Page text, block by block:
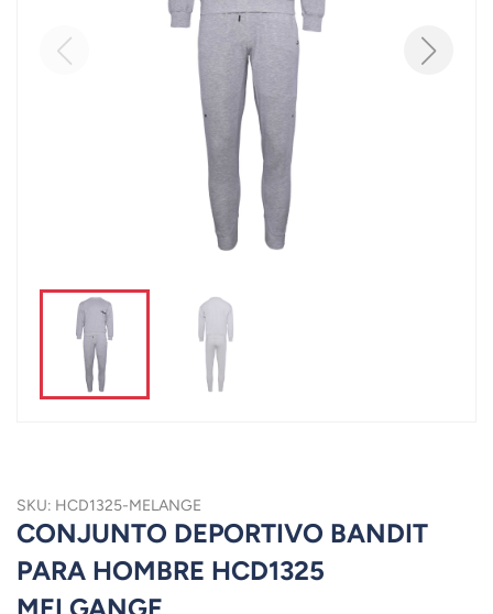
SKU: HCD1325-MELANGE
CONJUNTO DEPORTIVO BANDIT
PARA HOMBRE HCD1325